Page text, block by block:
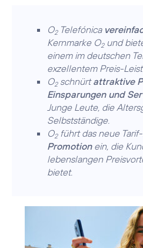
O2Telefónica
Kernmarke O2und
einem im deutschen
exzellentem Preis-
O2schnürtattraktive
Einsparungen und
Junge Leute, die
Selbstständige.
O2führt das neue
Promotionein, die
lebenslangen
bietet.